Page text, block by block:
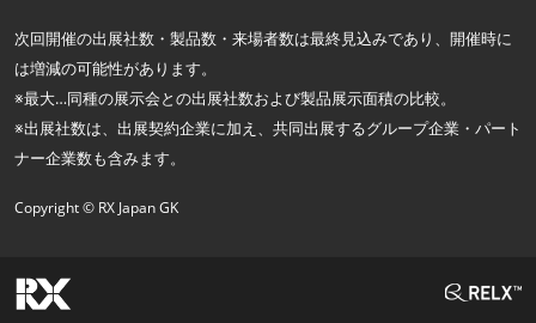
次回開催の出展社数・製品数・来場者数は最終見込みであり、開催時に
は増減の可能性があります。
※最大…同種の展示会との出展社数および製品展示面積の比較。
※出展社数は、出展契約企業に加え、共同出展するグループ企業・パート
ナー企業数も含みます。
Copyright © RX Japan GK